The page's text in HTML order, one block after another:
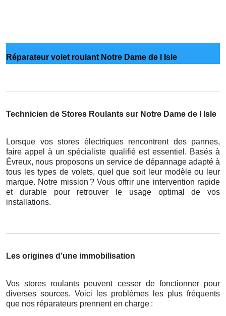
Réparateur volet roulant Notre Dame de l Isle
Technicien de Stores Roulants sur Notre Dame de l Isle
Lorsque vos stores électriques rencontrent des pannes,
faire appel à un spécialiste qualifié est essentiel. Basés à
Évreux, nous proposons un service de dépannage adapté à
tous les types de volets, quel que soit leur modèle ou leur
marque. Notre mission ? Vous offrir une intervention rapide
et durable pour retrouver le usage optimal de vos
installations.
Les origines d’une immobilisation
Vos stores roulants peuvent cesser de fonctionner pour
diverses sources. Voici les problèmes les plus fréquents
que nos réparateurs prennent en charge :